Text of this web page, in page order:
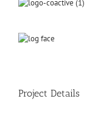
Project Details